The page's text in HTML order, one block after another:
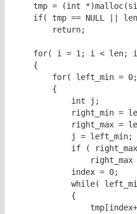
tmp = (int
if( tmp == NULL ||
        return;
for( i = 1; i < len;
    {
for( left_min =
        {
            int j;
right_min =
right_max =
            j = left_min;
if (
right_max
            index = 0;
while(
            {